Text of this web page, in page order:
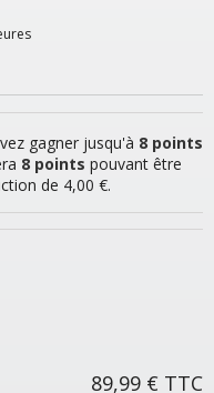
gagner jusqu'à 8 points
8 points pouvant être
de 4,00 €.
89,99 € TTC